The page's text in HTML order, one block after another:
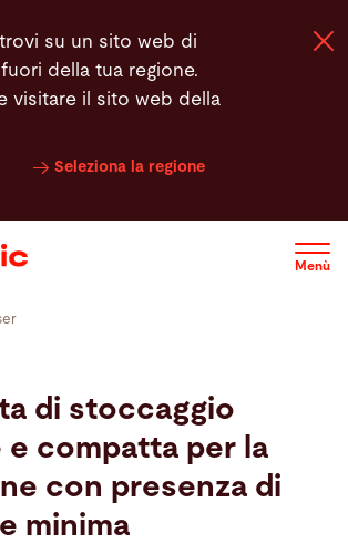
su un sito web di
della tua regione.
visitare il sito web della
Seleziona la regione
Menù
Software
di stoccaggio
compatta per la
con presenza di
minima